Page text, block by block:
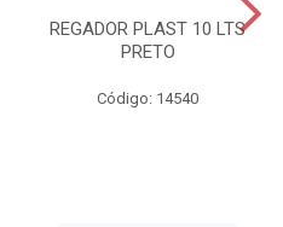
REGADOR PLAST 10 LTS
PRETO
Código: 14540